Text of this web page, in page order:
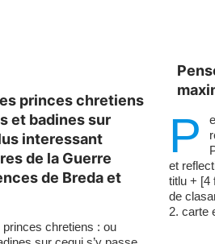
princes chretiens
et badines sur
interessant
de la Guerre
de Breda et
princes chretiens : ou
P
et
titlu + [4
de
2. carte